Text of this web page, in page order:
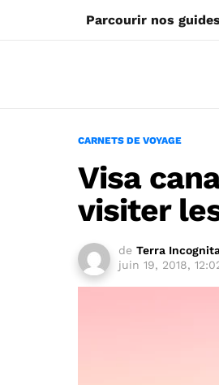
Parcourir nos
CARNETS DE VOYAGE
Visa
visiter
de Terra
juin 19, 2018,